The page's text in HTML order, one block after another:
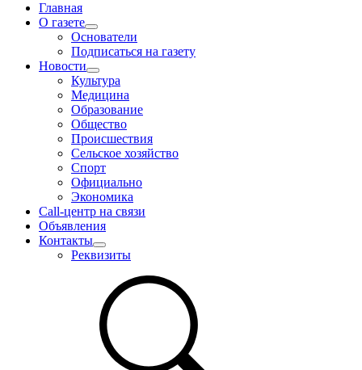
Главная
О газете
Основатели
Подписаться на газету
Новости
Культура
Медицина
Образование
Общество
Происшествия
Сельское хозяйство
Спорт
Официально
Экономика
Call-центр на связи
Объявления
Контакты
Реквизиты